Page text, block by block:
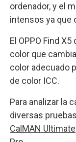
ordenador, y el
intensos ya que
El OPPO Find
color que
color adecuado
de color ICC.
Para analizar la
diversas
CalMAN Ultimate